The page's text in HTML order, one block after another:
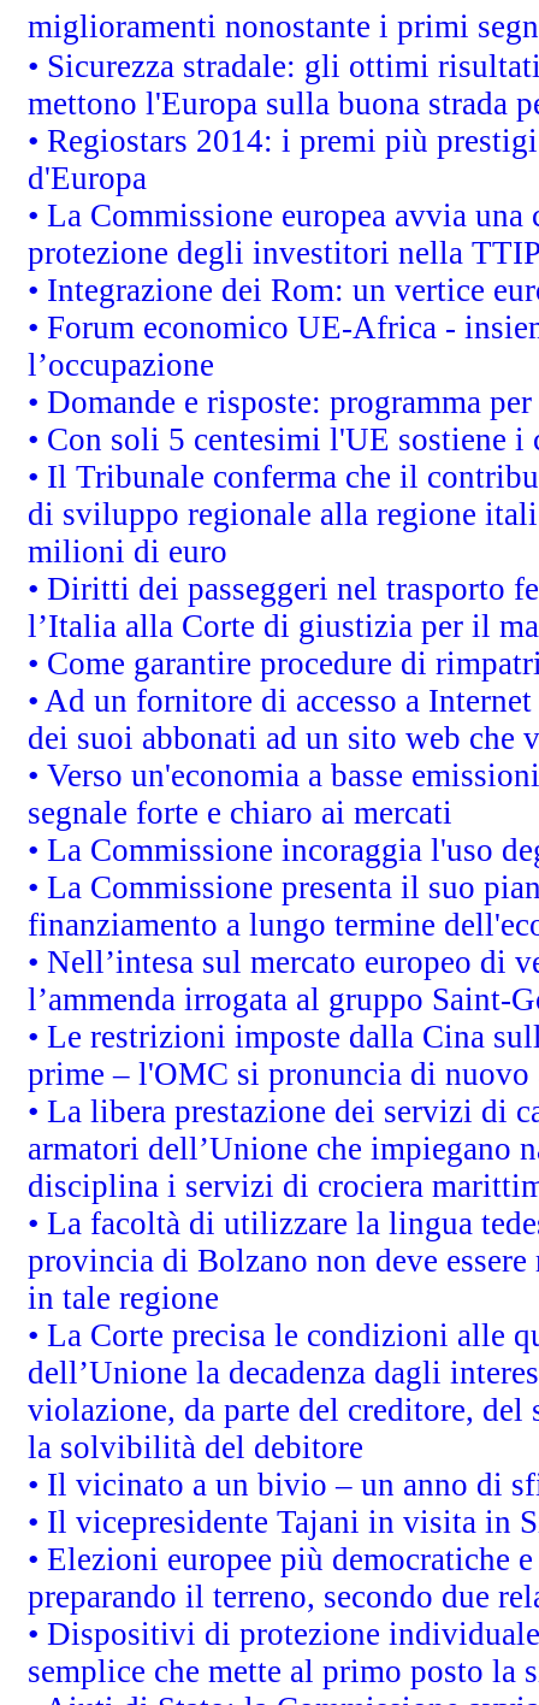
miglioramenti nonostante i primi
• Sicurezza stradale: gli ottimi
mettono l'Europa sulla buona strada
• Regiostars 2014: i premi più
d'Europa
• La Commissione europea avvia
protezione degli investitori nella
• Integrazione dei Rom: un vertice
• Forum economico UE-Africa -
l’occupazione
• Domande e risposte: programma
• Con soli 5 centesimi l'UE sostiene
• Il Tribunale conferma che il
di sviluppo regionale alla regione
milioni di euro
• Diritti dei passeggeri nel trasporto
l’Italia alla Corte di giustizia per il
• Come garantire procedure di
• Ad un fornitore di accesso a
dei suoi abbonati ad un sito web che
• Verso un'economia a basse
segnale forte e chiaro ai mercati
• La Commissione incoraggia l'uso
• La Commissione presenta il suo
finanziamento a lungo termine
• Nell’intesa sul mercato europeo
l’ammenda irrogata al gruppo
• Le restrizioni imposte dalla Cina
prime – l'OMC si pronuncia di
• La libera prestazione dei servizi di
armatori dell’Unione che impiegano
disciplina i servizi di crociera
• La facoltà di utilizzare la lingua
provincia di Bolzano non deve
in tale regione
• La Corte precisa le condizioni alle
dell’Unione la decadenza dagli
violazione, da parte del creditore,
la solvibilità del debitore
• Il vicinato a un bivio – un anno di
• Il vicepresidente Tajani in visita in
• Elezioni europee più democratiche
preparando il terreno, secondo due
• Dispositivi di protezione
semplice che mette al primo posto la